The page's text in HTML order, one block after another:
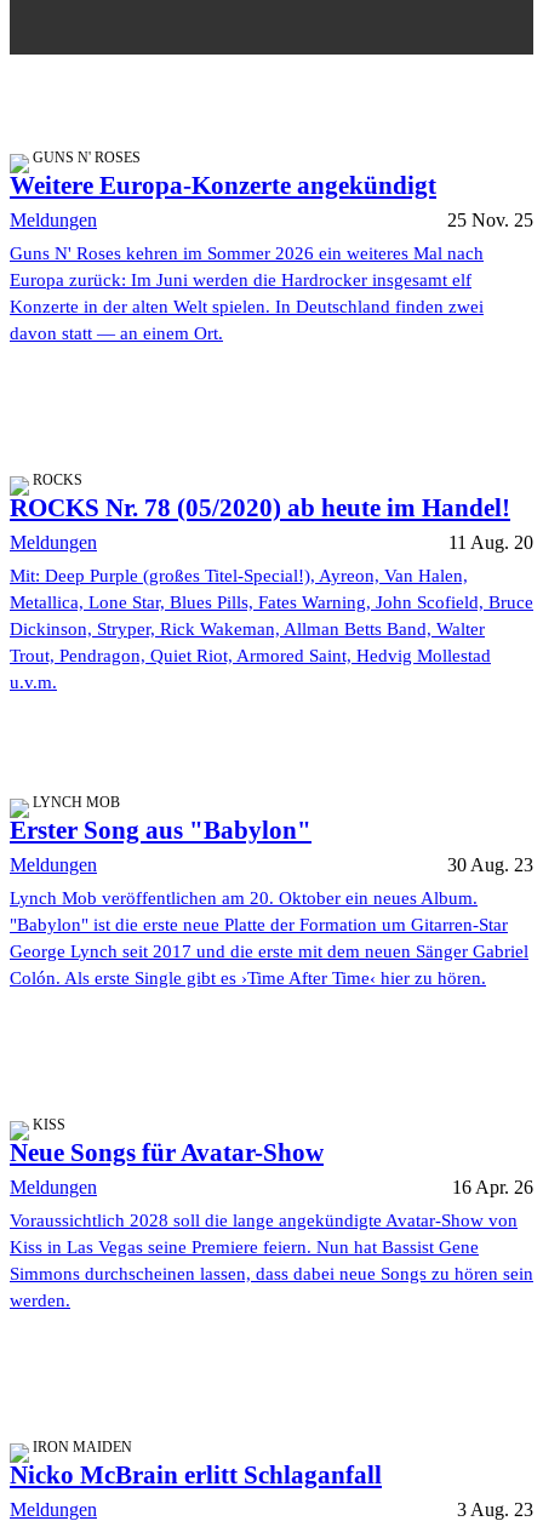
GUNS N' ROSES
Weitere Europa-Konzerte angekündigt
Meldungen 25 Nov. 25
Guns N' Roses kehren im Sommer 2026 ein weiteres Mal nach
Europa zurück: Im Juni werden die Hardrocker insgesamt elf
Konzerte in der alten Welt spielen. In Deutschland finden zwei
davon statt — an einem Ort.
ROCKS
ROCKS Nr. 78 (05/2020) ab heute im Handel!
Meldungen 11 Aug. 20
Mit: Deep Purple (großes Titel-Special!), Ayreon, Van Halen,
Metallica, Lone Star, Blues Pills, Fates Warning, John Scofield, Bruce
Dickinson, Stryper, Rick Wakeman, Allman Betts Band, Walter
Trout, Pendragon, Quiet Riot, Armored Saint, Hedvig Mollestad
u.v.m.
LYNCH MOB
Erster Song aus "Babylon"
Meldungen 30 Aug. 23
Lynch Mob veröffentlichen am 20. Oktober ein neues Album.
"Babylon" ist die erste neue Platte der Formation um Gitarren-Star
George Lynch seit 2017 und die erste mit dem neuen Sänger Gabriel
Colón. Als erste Single gibt es ›Time After Time‹ hier zu hören.
KISS
Neue Songs für Avatar-Show
Meldungen 16 Apr. 26
Voraussichtlich 2028 soll die lange angekündigte Avatar-Show von
Kiss in Las Vegas seine Premiere feiern. Nun hat Bassist Gene
Simmons durchscheinen lassen, dass dabei neue Songs zu hören sein
werden.
IRON MAIDEN
Nicko McBrain erlitt Schlaganfall
Meldungen 3 Aug. 23